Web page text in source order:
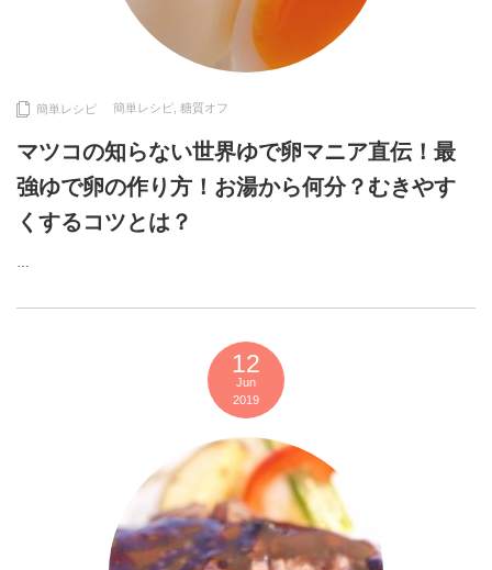
簡単レシピ 簡単レシピ 糖質オフ
マツコの知らない世界ゆで卵マニア直伝！最
強ゆで卵の作り方！お湯から何分？むきやす
くするコツとは？
…
12
Jun
2019